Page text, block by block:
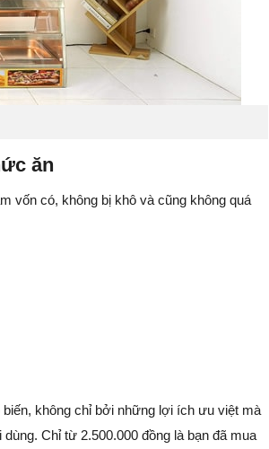
ăn
vốn có, không bị khô và cũng không quá
không chỉ bởi những lợi ích ưu việt mà
Chỉ từ 2.500.000 đồng là bạn đã mua